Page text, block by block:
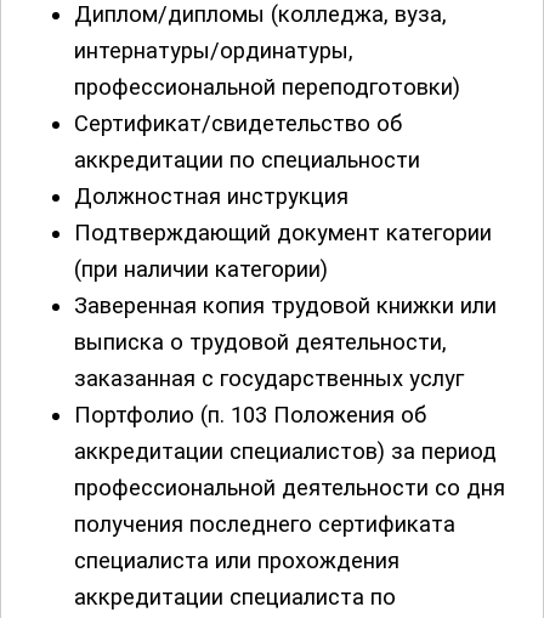
Диплом/дипломы (колледжа, вуза,
интернатуры/ординатуры,
профессиональной переподготовки)
Сертификат/свидетельство об
аккредитации по специальности
Должностная инструкция
Подтверждающий документ категории
(при наличии категории)
Заверенная копия трудовой книжки или
выписка о трудовой деятельности,
заказанная с государственных услуг
Портфолио (п. 103 Положения об
аккредитации специалистов) за период
профессиональной деятельности со дня
получения последнего сертификата
специалиста или прохождения
аккредитации специалиста по